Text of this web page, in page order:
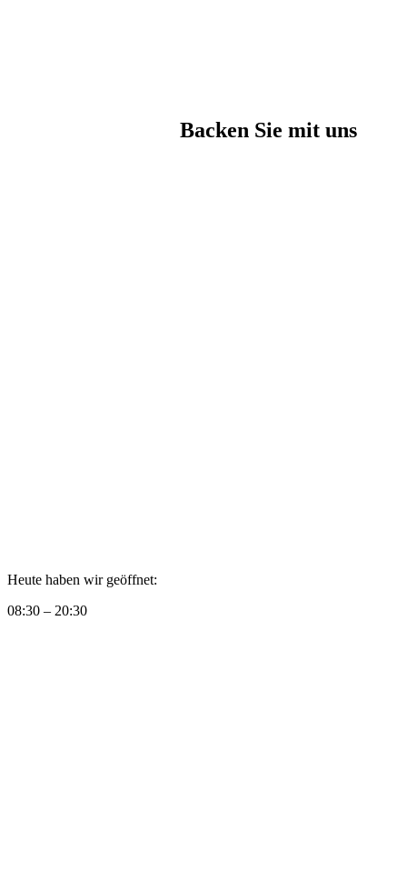
Backen Sie mit uns
Heute haben wir geöffnet:
08:30 – 20:30